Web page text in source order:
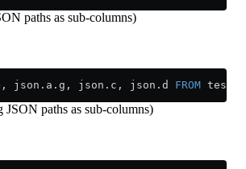
paths as sub-columns)
json . a .g, json . c , json . d FROM test;
JSON paths as sub-columns)